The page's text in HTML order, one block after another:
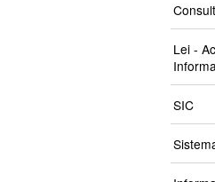
Lei -
SIC